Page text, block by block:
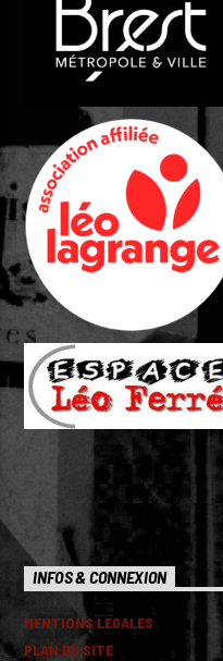
INFOS & CONNEXION
MENTIONS LEGALES
PLAN DU SITE